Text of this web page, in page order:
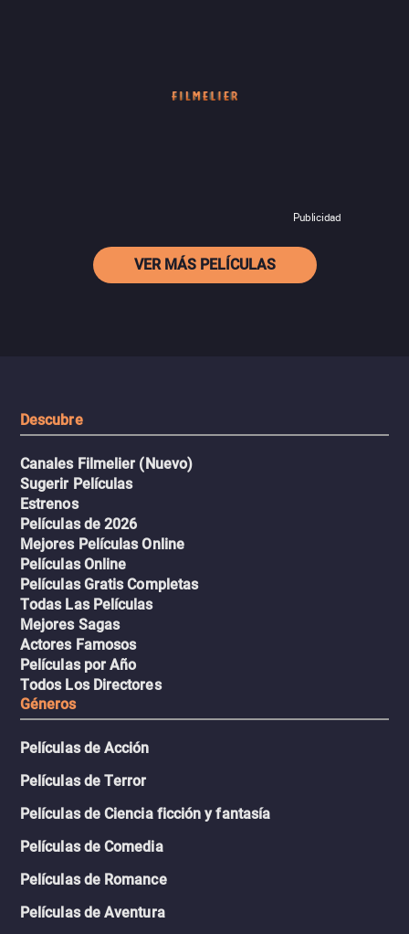
Publicidad
VER MÁS PELÍCULAS
Descubre
Canales Filmelier (Nuevo)
Sugerir Películas
Estrenos
Películas de 2026
Mejores Películas Online
Películas Online
Películas Gratis Completas
Todas Las Películas
Mejores Sagas
Actores Famosos
Películas por Año
Todos Los Directores
Géneros
Películas de Acción
Películas de Terror
Películas de Ciencia ficción y fantasía
Películas de Comedia
Películas de Romance
Películas de Aventura